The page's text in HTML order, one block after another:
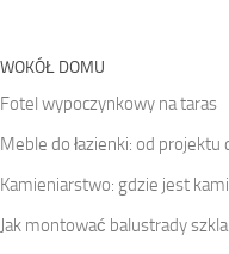
WOKÓŁ DOMU
Fotel wypoczynkowy na taras
Meble do łazienki: od projektu
Kamieniarstwo: gdzie jest
Jak montować balustrady